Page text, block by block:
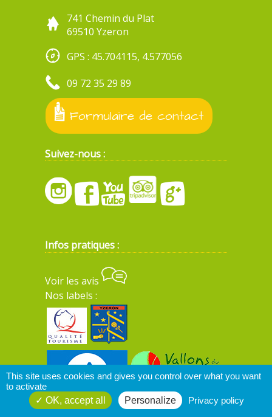
741 Chemin du Plat
69510 Yzeron
GPS : 45.704115, 4.577056
09 72 35 29 89
Formulaire de contact
Suivez-nous :
Infos pratiques :
Voir les avis
Nos labels :
This site uses cookies and gives you control over what you want
to activate
OK, accept all
Personalize Privacy policy